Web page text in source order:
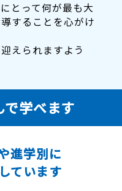
とって何が最も大
することを心がけ
えられますよう
で学べます
進学別に
ています